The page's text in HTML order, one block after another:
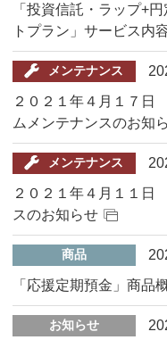
「投資信託・ラップ+
トプラン」サービス内
メンテナンス
２０２１年４月１７日
ムメンテナンスのお知
メンテナンス
２０２１年４月１１日
スのお知らせ
商品
「応援定期預金」商品
お知らせ